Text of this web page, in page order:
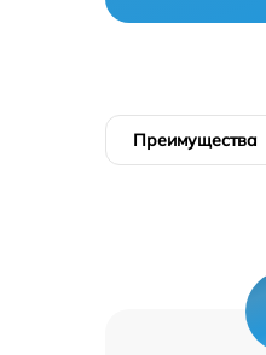
Преимущества